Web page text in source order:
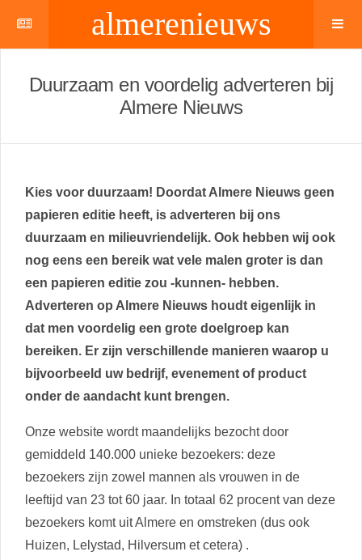
almerenieuws
Duurzaam en voordelig adverteren bij
Almere Nieuws
Kies voor duurzaam! Doordat Almere Nieuws geen
papieren editie heeft, is adverteren bij ons
duurzaam en milieuvriendelijk. Ook hebben wij ook
nog eens een bereik wat vele malen groter is dan
een papieren editie zou -kunnen- hebben.
Adverteren op Almere Nieuws houdt eigenlijk in
dat men voordelig een grote doelgroep kan
bereiken. Er zijn verschillende manieren waarop u
bijvoorbeeld uw bedrijf, evenement of product
onder de aandacht kunt brengen.
Onze website wordt maandelijks bezocht door
gemiddeld 140.000 unieke bezoekers: deze
bezoekers zijn zowel mannen als vrouwen in de
leeftijd van 23 tot 60 jaar. In totaal 62 procent van deze
bezoekers komt uit Almere en omstreken (dus ook
Huizen, Lelystad, Hilversum et cetera) .